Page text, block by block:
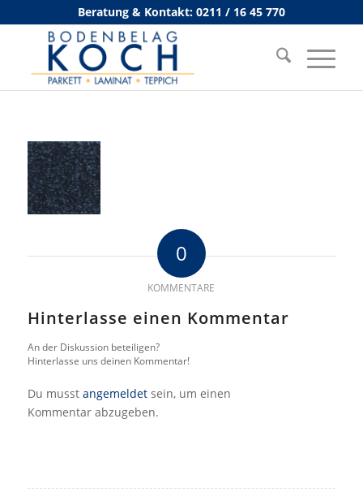
Beratung & Kontakt: 0211 / 16 45 770
0
KOMMENTARE
Hinterlasse einen Kommentar
An der Diskussion beteiligen?
Hinterlasse uns deinen Kommentar!
Du musst angemeldetsein, um einen
Kommentar abzugeben.